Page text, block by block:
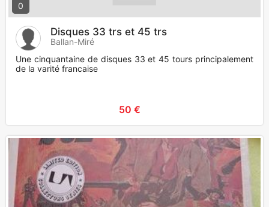
0
Disques 33 trs et 45 trs
Ballan-Miré
Une cinquantaine de disques 33 et 45 tours principalement
de la varité francaise
50 €